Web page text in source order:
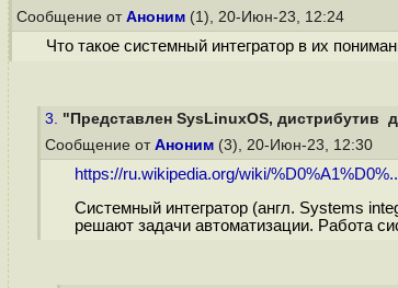
Сообщение от Аноним (1), 20-Июн-23, 12:24
Что такое системный интегратор в их
3. "Представлен SysLinuxOS, дистрибутив
Сообщение от Аноним (3), 20-Июн-23, 12:30
https://ru.wikipedia.org/wiki/
Системный интегратор (англ. Systems
решают задачи автоматизации. Работа